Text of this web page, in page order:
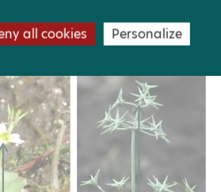
all cookies Personalize